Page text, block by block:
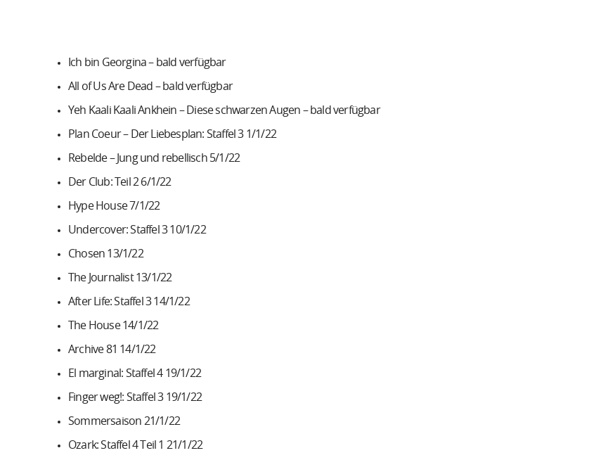
Ich bin Georgina – bald verfügbar
All of Us Are Dead – bald verfügbar
Yeh Kaali Kaali Ankhein – Diese schwarzen Augen – bald verfügbar
Plan Coeur – Der Liebesplan: Staffel 3 1/1/22
Rebelde – Jung und rebellisch 5/1/22
Der Club: Teil 2 6/1/22
Hype House 7/1/22
Undercover: Staffel 3 10/1/22
Chosen 13/1/22
The Journalist 13/1/22
After Life: Staffel 3 14/1/22
The House 14/1/22
Archive 81 14/1/22
El marginal: Staffel 4 19/1/22
Finger weg!: Staffel 3 19/1/22
Sommersaison 21/1/22
Ozark: Staffel 4 Teil 1 21/1/22